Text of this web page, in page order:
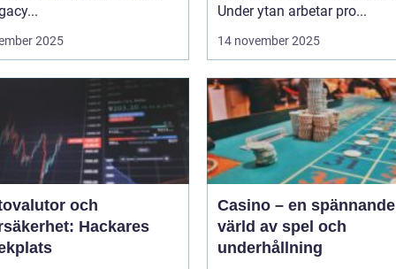
2025
Under ytan arbetar pro...
14 november 2025
och
Hackares
Casino – en spännande
värld av spel och
underhållning